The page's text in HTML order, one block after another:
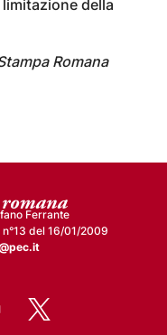
della
Romana
Ferrante
del 16/01/2009